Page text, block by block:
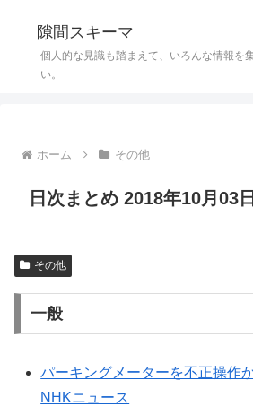
隙間スキーマ
個人的な見識も踏まえて、いろんな情報を
い。
ホーム その他
日次まとめ 2018年10月03日
その他
一般
パーキングメーターを不正操作
NHKニュース